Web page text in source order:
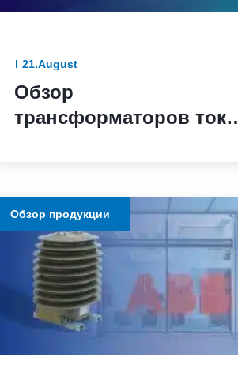
21.August
Обзор
трансформаторов тока
измерений и защиты в
сетях
Обзор продукции